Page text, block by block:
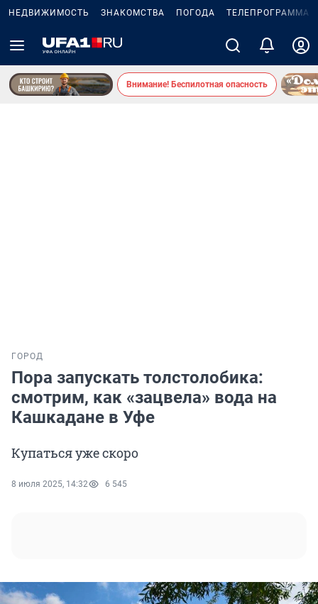
НЕДВИЖИМОСТЬ ЗНАКОМСТВА ПОГОДА ТЕЛЕПРОГРАММА
Внимание! Беспилотная опасность
ГОРОД
Пора запускать толстолобика:
смотрим, как «зацвела» вода на
Кашкадане в Уфе
Купаться уже скоро
8 июля 2025, 14:32 6 545